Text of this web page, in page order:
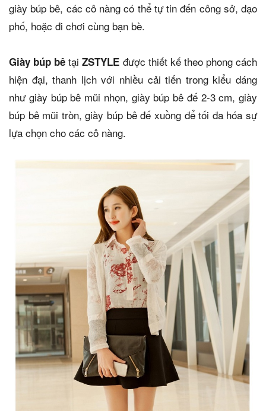
giày búp bê, các cô nàng có thể tự tin đến công sở, dạo
phố, hoặc đi chơi cùng bạn bè.
Giày búp bêtạiZSTYLE được thiết kế theo phong cách
hiện đại, thanh lịch với nhiều cải tiến trong kiểu dáng
như giày búp bê mũi nhọn, giày búp bê đế 2-3 cm, giày
búp bê mũi tròn, giày búp bê đế xuồng để tối đa hóa sự
lựa chọn cho các cô nàng.